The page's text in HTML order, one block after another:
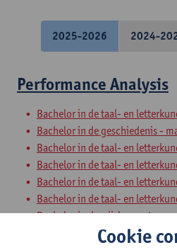
2025-2026 2024-
Performance Analysis
Bachelor in de taal- en
Bachelor in de geschiedenis -
Bachelor in de taal- en
Bachelor in de taal- en
Bachelor in de taal- en
Bachelor in de taal- en
Bachelor in de wijsbegeerte -
Schakelprogramma theater- en
Cookie